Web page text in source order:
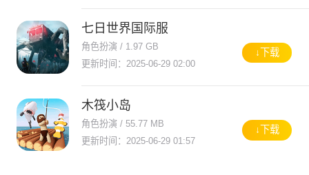
七日世界国际服
角色扮演 / 1.97 GB
更新时间：2025-06-29 02:00
↓下载
木筏小岛
角色扮演 / 55.77 MB
更新时间：2025-06-29 01:57
↓下载